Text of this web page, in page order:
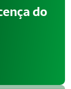
do